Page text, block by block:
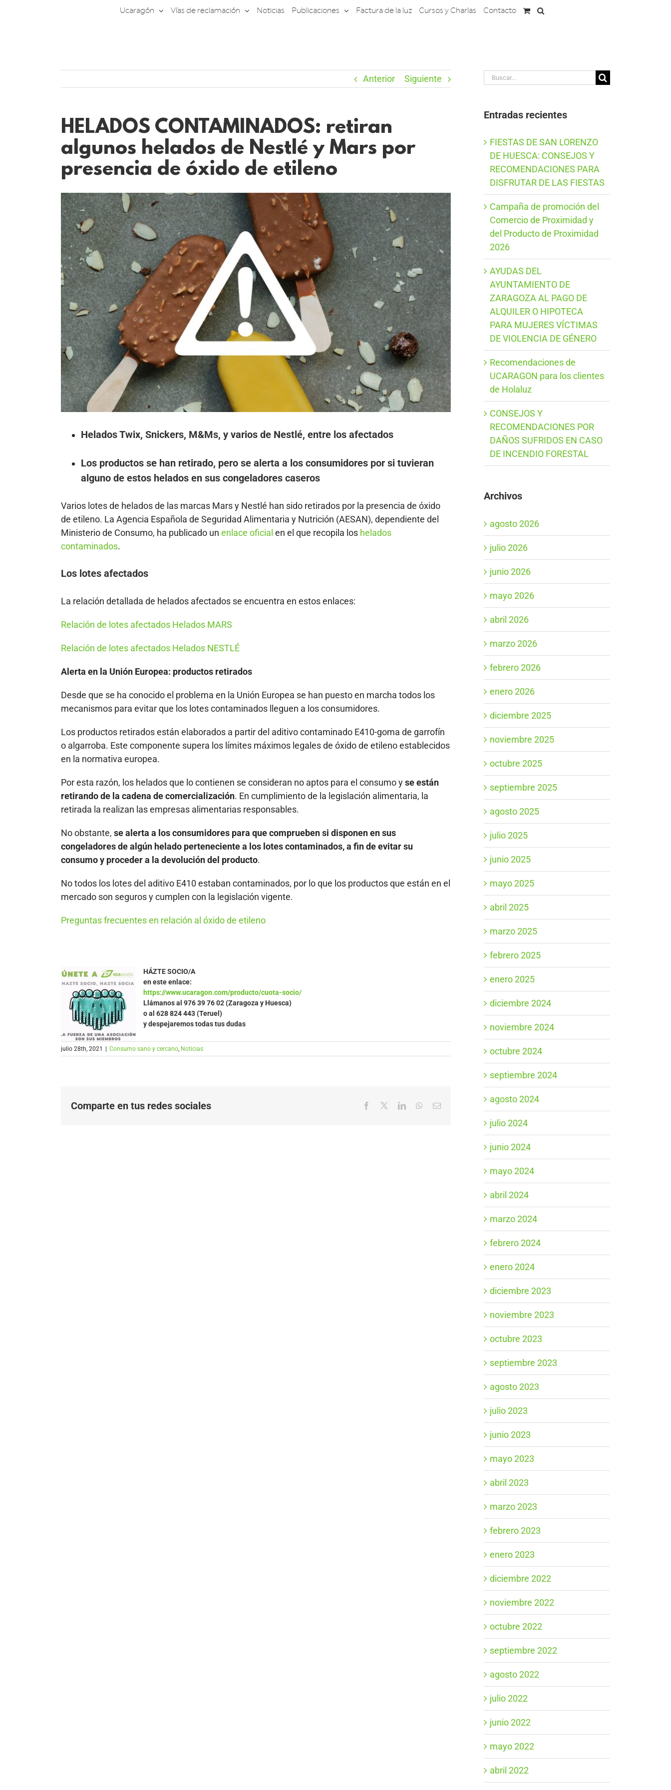
Ucaragón Vías de reclamación Noticias Publicaciones Factura de la luz Cursos y Charlas Contacto
Anterior Siguiente
HELADOS CONTAMINADOS: retiran
algunos helados de Nestlé y Mars por
presencia de óxido de etileno
Ver
imagen
más
grande
Helados Twix, Snickers, M&Ms, y varios de Nestlé, entre los afectados
Los productos se han retirado, pero se alerta a los consumidores por si tuvieran
alguno de estos helados en sus congeladores caseros
Varios lotes de helados de las marcas Mars y Nestlé han sido retirados por la presencia de óxido
de etileno. La Agencia Española de Seguridad Alimentaria y Nutrición (AESAN), dependiente del
Ministerio de Consumo, ha publicado un enlace oficial en el que recopila los helados
contaminados.
Los lotes afectados
La relación detallada de helados afectados se encuentra en estos enlaces:
Relación de lotes afectados Helados MARS
Relación de lotes afectados Helados NESTLÉ
Alerta en la Unión Europea: productos retirados
Desde que se ha conocido el problema en la Unión Europea se han puesto en marcha todos los
mecanismos para evitar que los lotes contaminados lleguen a los consumidores.
Los productos retirados están elaborados a partir del aditivo contaminado E410-goma de garrofín
o algarroba. Este componente supera los límites máximos legales de óxido de etileno establecidos
en la normativa europea.
Por esta razón, los helados que lo contienen se consideran no aptos para el consumo yse están
retirando de la cadena de comercialización. En cumplimiento de la legislación alimentaria, la
retirada la realizan las empresas alimentarias responsables.
No obstante, se alerta a los consumidores para que comprueben si disponen en sus
congeladores de algún helado perteneciente a los lotes contaminados, a fin de evitar su
consumo y proceder a la devolución del producto.
No todos los lotes del aditivo E410 estaban contaminados, por lo que los productos que están en el
mercado son seguros y cumplen con la legislación vigente.
Preguntas frecuentes en relación al óxido de etileno
HÁZTE SOCIO/A
en este enlace:
https://www.ucaragon.com/producto/cuota-socio/
Llámanos al 976 39 76 02 (Zaragoza y Huesca)
o al 628 824 443 (Teruel)
y despejaremos todas tus dudas
julio 28th, 2021 Consumo sano y cercano, Noticias
Comparte en tus redes sociales Facebook LinkedInWhatsApp
Correo
Buscar:
Entradas recientes
FIESTAS DE SAN LORENZO
DE HUESCA: CONSEJOS Y
RECOMENDACIONES PARA
DISFRUTAR DE LAS FIESTAS
Campaña de promoción del
Comercio de Proximidad y
del Producto de Proximidad
2026
AYUDAS DEL
AYUNTAMIENTO DE
ZARAGOZA AL PAGO DE
ALQUILER O HIPOTECA
PARA MUJERES VÍCTIMAS
DE VIOLENCIA DE GÉNERO
Recomendaciones de
UCARAGON para los clientes
de Holaluz
CONSEJOS Y
RECOMENDACIONES POR
DAÑOS SUFRIDOS EN CASO
DE INCENDIO FORESTAL
Archivos
agosto 2026
julio 2026
junio 2026
mayo 2026
abril 2026
marzo 2026
febrero 2026
enero 2026
diciembre 2025
noviembre 2025
octubre 2025
septiembre 2025
agosto 2025
julio 2025
junio 2025
mayo 2025
abril 2025
marzo 2025
febrero 2025
enero 2025
diciembre 2024
noviembre 2024
octubre 2024
septiembre 2024
agosto 2024
julio 2024
junio 2024
mayo 2024
abril 2024
marzo 2024
febrero 2024
enero 2024
diciembre 2023
noviembre 2023
octubre 2023
septiembre 2023
agosto 2023
julio 2023
junio 2023
mayo 2023
abril 2023
marzo 2023
febrero 2023
enero 2023
diciembre 2022
noviembre 2022
octubre 2022
septiembre 2022
agosto 2022
julio 2022
junio 2022
mayo 2022
abril 2022